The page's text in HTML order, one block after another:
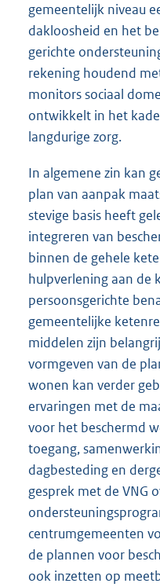
gemeentelijk niveau
dakloosheid en het
gerichte
rekening houdend
monitors sociaal
ontwikkelt in het
langdurige zorg.
In algemene zin kan
plan van aanpak
stevige basis heeft
integreren van
binnen de gehele
hulpverlening aan de
persoonsgerichte
gemeentelijke
middelen zijn
vormgeven van de
wonen kan verder
ervaringen met de
voor het beschermd
toegang,
dagbesteding en
gesprek met de VNG
centrumgemeenten
de plannen voor
ook inzetten op